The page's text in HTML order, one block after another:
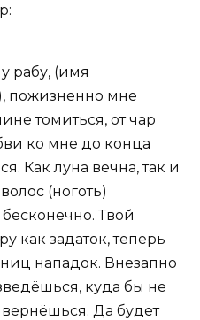
рабу, (имя
пожизненно мне
томиться, от чар
ко мне до конца
Как луна вечна, так и
(ноготь)
Твой
как задаток, теперь
нападок. Внезапно
куда бы не
Да будет